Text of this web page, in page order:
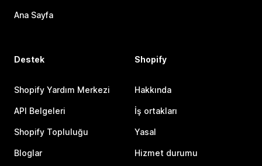
Ana Sayfa
Destek
Shopify Yardım Merkezi
API Belgeleri
Shopify Topluluğu
Bloglar
Shopify
Hakkında
İş ortakları
Yasal
Hizmet durumu